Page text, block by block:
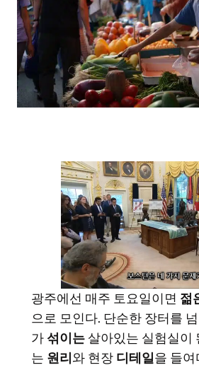
광주에선 매주 토요일이면 젊
으로 모인다. 단순한 장터를
가섞이는 살아있는 실험실이
는 원리 와 현장 디테일을 들여